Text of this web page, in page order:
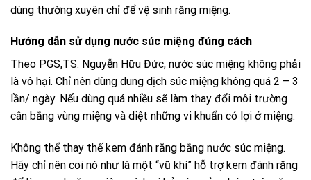
dùng thường xuyên chỉ để vệ sinh răng miệng.
Hướng dẫn sử dụng nước súc miệng đúng cách
Theo PGS,TS. Nguyễn Hữu Đức, nước súc miệng không phải
là vô hại. Chỉ nên dùng dung dịch súc miệng không quá 2 – 3
lần/ ngày. Nếu dùng quá nhiều sẽ làm thay đổi môi trường
cân bằng vùng miệng và diệt những vi khuẩn có lợi ở miệng.
Không thể thay thế kem đánh răng bằng nước súc miệng.
Hãy chỉ nên coi nó như là một “vũ khí” hỗ trợ kem đánh răng